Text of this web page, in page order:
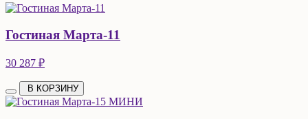
Гостиная Марта-11
30 287 ₽
В КОРЗИНУ